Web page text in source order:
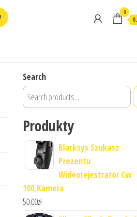
0
Search
Produkty
Blacksys Szukasz
Prezentu
Wideorejestrator Cw
100,Kamera
50.00zł